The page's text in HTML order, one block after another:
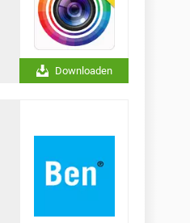
Downloaden